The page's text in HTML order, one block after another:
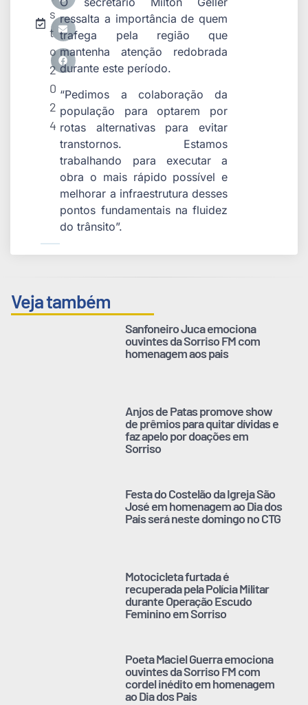
s
t
o
2
0
2
4
ressalta a importância de quem
trafega pela região que
mantenha atenção redobrada
durante este período.
“Pedimos a colaboração da
população para optarem por
rotas alternativas para evitar
transtornos. Estamos
trabalhando para executar a
obra o mais rápido possível e
melhorar a infraestrutura desses
pontos fundamentais na fluidez
do trânsito”.
Veja também
Sanfoneiro Juca emociona
ouvintes da Sorriso FM com
homenagem aos pais
Anjos de Patas promove show
de prêmios para quitar dívidas e
faz apelo por doações em
Sorriso
Festa do Costelão da Igreja São
José em homenagem ao Dia dos
Pais será neste domingo no CTG
Motocicleta furtada é
recuperada pela Polícia Militar
durante Operação Escudo
Feminino em Sorriso
Poeta Maciel Guerra emociona
ouvintes da Sorriso FM com
cordel inédito em homenagem
ao Dia dos Pais